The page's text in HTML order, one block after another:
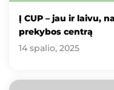
Į CUP – jau ir laivu,
prekybos centrą
14 spalio, 2025